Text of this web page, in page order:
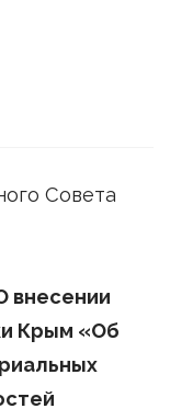
Совета
внесении
Крым «Об